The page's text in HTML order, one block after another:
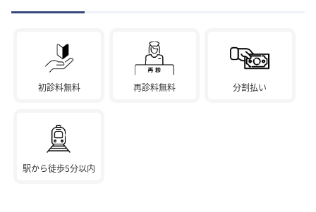
初診料無料 再診料無料 分割払い
駅から徒歩5分以内